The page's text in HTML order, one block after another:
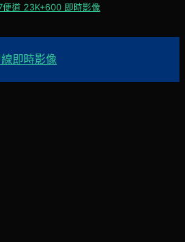
便道 23K+600 即時影像
即時影像